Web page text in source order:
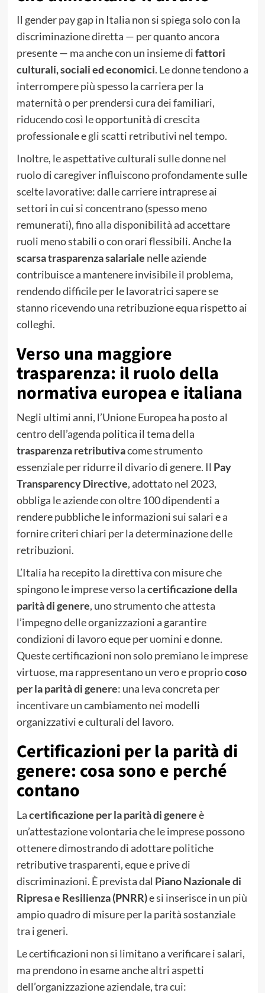
Il gender pay gap in Italia non si spiega solo con la
discriminazione diretta — per quanto ancora
presente — ma anche con un insieme difattori
culturali, sociali ed economici. Le donne tendono a
interrompere più spesso la carriera per la
maternità o per prendersi cura dei familiari,
riducendo così le opportunità di crescita
professionale e gli scatti retributivi nel tempo.
Inoltre, le aspettative culturali sulle donne nel
ruolo di caregiver influiscono profondamente sulle
scelte lavorative: dalle carriere intraprese ai
settori in cui si concentrano (spesso meno
remunerati), fino alla disponibilità ad accettare
ruoli meno stabili o con orari flessibili. Anche la
scarsa trasparenza salariale nelle aziende
contribuisce a mantenere invisibile il problema,
rendendo difficile per le lavoratrici sapere se
stanno ricevendo una retribuzione equa rispetto ai
colleghi.
Verso una maggiore
trasparenza: il ruolo della
normativa europea e italiana
Negli ultimi anni, l’Unione Europea ha posto al
centro dell’agenda politica il tema della
trasparenza retributivacome strumento
essenziale per ridurre il divario di genere. Il Pay
Transparency Directive, adottato nel 2023,
obbliga le aziende con oltre 100 dipendenti a
rendere pubbliche le informazioni sui salari e a
fornire criteri chiari per la determinazione delle
retribuzioni.
L’Italia ha recepito la direttiva con misure che
spingono le imprese verso lacertificazione della
parità di genere, uno strumento che attesta
l’impegno delle organizzazioni a garantire
condizioni di lavoro eque per uomini e donne.
Queste certificazioni non solo premiano le imprese
virtuose, ma rappresentano un vero e propriocoso
per la parità di genere: una leva concreta per
incentivare un cambiamento nei modelli
organizzativi e culturali del lavoro.
Certificazioni per la parità di
genere: cosa sono e perché
contano
Lacertificazione per la parità di genereè
un’attestazione volontaria che le imprese possono
ottenere dimostrando di adottare politiche
retributive trasparenti, eque e prive di
discriminazioni. È prevista dal Piano Nazionale di
Ripresa e Resilienza (PNRR)e si inserisce in un più
ampio quadro di misure per la parità sostanziale
tra i generi.
Le certificazioni non si limitano a verificare i salari,
ma prendono in esame anche altri aspetti
dell’organizzazione aziendale, tra cui: